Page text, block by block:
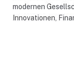
modernen
Innovationen,